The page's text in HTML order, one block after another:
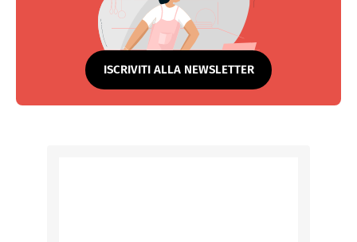
ISCRIVITI ALLA NEWSLETTER